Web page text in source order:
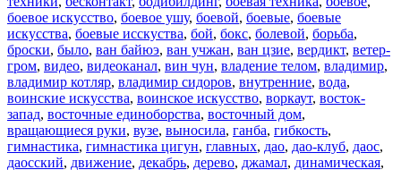
боевое искусство, боевое ушу, боевой, боевые, боевые
искусства, боевые исскуства, бой, бокс, болевой, борьба,
броски, было, ван байюэ, ван учжан, ван цзие, вердикт, ветер-
гром, видео, видеоканал, вин чун, владение телом, владимир,
владимир котляр, владимир сидоров, внутренние, вода,
воинские искусства, воинское искусство, воркаут, восток-
запад, восточные единоборства, восточный дом,
вращающиеся руки, вузе, выносила, ганба, гибкость,
гимнастика, гимнастика цигун, главных, дао, дао-клуб, даос,
даосский, движение, декабрь, дерево, джамал, динамическая,